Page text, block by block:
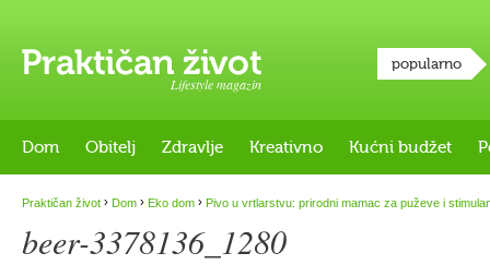
Lifestyle magazin
popularno
Dom Obitelj Zdravlje Kreativno Kućni budžet
Praktičan život › Dom › Eko dom › Pivo u vrtlarstvu: prirodni mamac za puževe i
beer-3378136_1280